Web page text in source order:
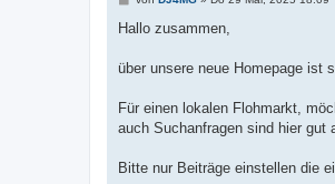
i
a
Hallo zusammen,
über unsere neue Homepage ist
Für einen lokalen Flohmarkt,
auch Suchanfragen sind hier gut
Bitte nur Beiträge einstellen die